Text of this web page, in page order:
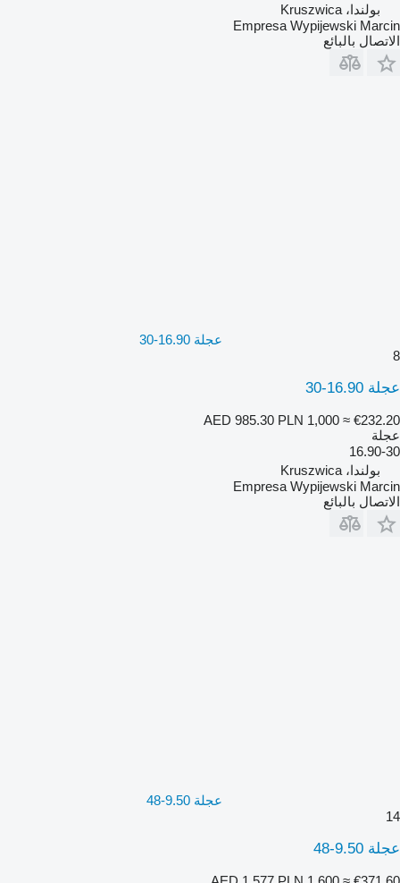
بولندا، Kruszwica
Empresa Wypijewski Marcin
الاتصال بالبائع
عجلة 16.90-30
8
عجلة 16.90-30
AED 985.30 PLN 1,000 ≈ €232.20
عجلة
16.90-30
بولندا، Kruszwica
Empresa Wypijewski Marcin
الاتصال بالبائع
عجلة 9.50-48
14
عجلة 9.50-48